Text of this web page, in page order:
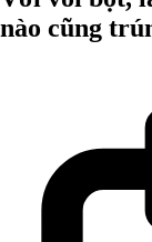
nào cũng